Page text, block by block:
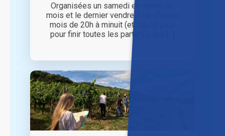
Organisées un samedi en milieu de
mois et le dernier vendredi de chaque
mois de 20h à minuit (et même plus
pour finir toutes les parties), ces [...]